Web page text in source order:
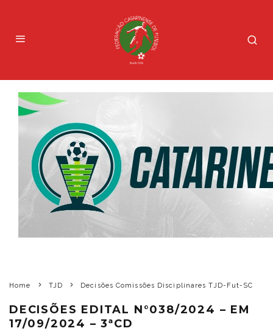
Home TJD Decisões Comissões Disciplinares TJD-Fut-SC
DECISÕES EDITAL N°038/2024 – EM
17/09/2024 – 3ªCD